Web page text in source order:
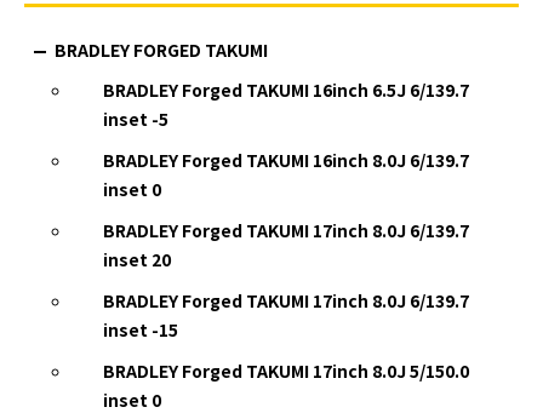
BRADLEY FORGED TAKUMI
BRADLEY Forged TAKUMI 16inch 6.5J 6/139.7
inset -5
BRADLEY Forged TAKUMI 16inch 8.0J 6/139.7
inset 0
BRADLEY Forged TAKUMI 17inch 8.0J 6/139.7
inset 20
BRADLEY Forged TAKUMI 17inch 8.0J 6/139.7
inset -15
BRADLEY Forged TAKUMI 17inch 8.0J 5/150.0
inset 0